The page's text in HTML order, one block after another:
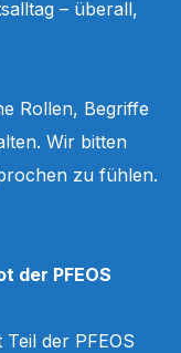
– überall,
Rollen, Begriffe
Wir bitten
zu fühlen.
der PFEOS
der PFEOS